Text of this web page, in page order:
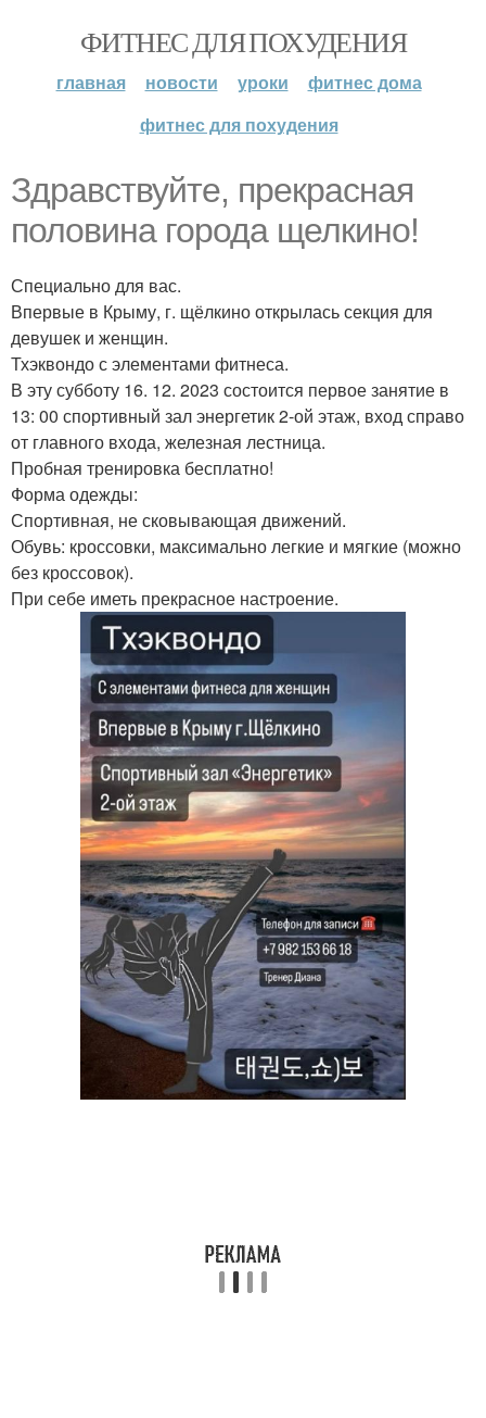
ФИТНЕС ДЛЯ ПОХУДЕНИЯ
главная новости уроки
фитнес дома
фитнес для похудения
Здравствуйте, прекрасная
половина города щелкино!
Специально для вас.
Впервые в Крыму, г. щёлкино открылась секция для
девушек и женщин.
Тхэквондо с элементами фитнеса.
В эту субботу 16. 12. 2023 состоится первое занятие в
13: 00 спортивный зал энергетик 2-ой этаж, вход справо
от главного входа, железная лестница.
Пробная тренировка бесплатно!
Форма одежды:
Спортивная, не сковывающая движений.
Обувь: кроссовки, максимально легкие и мягкие (можно
без кроссовок).
При себе иметь прекрасное настроение.